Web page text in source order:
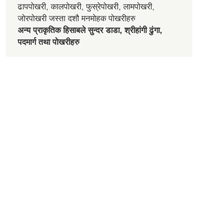
ढापपोखरी, कालपोखरी, फुस्रेपोखरी, लामपोखरी,
जोरपोखरी जस्ता दशौ मनमोहक पोखरीहरु
अन्य प्राकृतिक हिसाबले सुन्दर डाडा, श्रीहांगी ढुंगा,
पदमार्ग तथा पोखरीहरु